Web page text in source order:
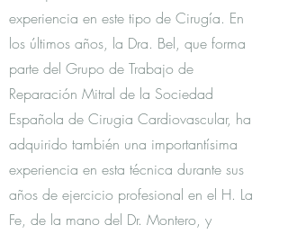
experiencia en este tipo de Cirugía. En
los últimos años, la Dra. Bel, que forma
parte del Grupo de Trabajo de
Reparación Mitral de la Sociedad
Española de Cirugia Cardiovascular, ha
adquirido también una importantísima
experiencia en esta técnica durante sus
años de ejercicio profesional en el H. La
Fe, de la mano del Dr. Montero, y